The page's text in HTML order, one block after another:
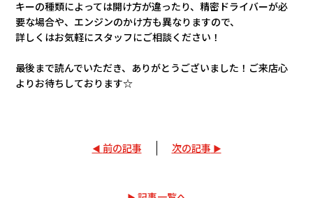
キーの種類によっては開け方が違ったり、精密ドライバーが必
要な場合や、エンジンのかけ方も異なりますので、
詳しくはお気軽にスタッフにご相談ください！
最後まで読んでいただき、ありがとうございました！ご来店心
よりお待ちしております☆
前の記事 次の記事